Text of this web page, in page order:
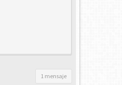
1 mensaje